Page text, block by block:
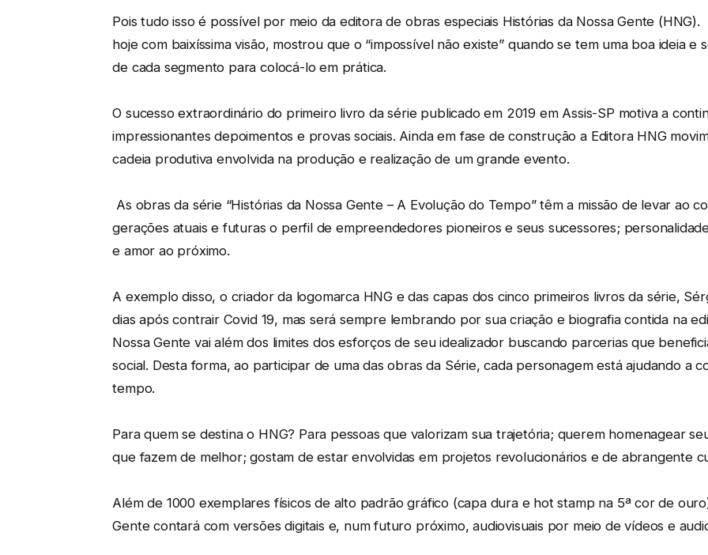
Pois tudo isso é possível por meio da editora de obras especiais Histórias da Nossa Gente
hoje com baixíssima visão, mostrou que o “impossível não existe” quando se tem uma boa ideia
de cada segmento para colocá-lo em prática.
O sucesso extraordinário do primeiro livro da série publicado em 2019 em Assis-SP motiva a
impressionantes depoimentos e provas sociais. Ainda em fase de construção a Editora HNG
cadeia produtiva envolvida na produção e realização de um grande evento.
As obras da série “Histórias da Nossa Gente – A Evolução do Tempo” têm a missão de levar ao
gerações atuais e futuras o perfil de empreendedores pioneiros e seus sucessores;
e amor ao próximo.
A exemplo disso, o criador da logomarca HNG e das capas dos cinco primeiros livros da série,
dias após contrair Covid 19, mas será sempre lembrando por sua criação e biografia contida na
Nossa Gente vai além dos limites dos esforços de seu idealizador buscando parcerias que
social. Desta forma, ao participar de uma das obras da Série, cada personagem está ajudando a
tempo.
Para quem se destina o HNG? Para pessoas que valorizam sua trajetória; querem homenagear
que fazem de melhor; gostam de estar envolvidas em projetos revolucionários e de abrangente
Além de 1000 exemplares físicos de alto padrão gráfico (capa dura e hot stamp na 5ª cor de
Gente contará com versões digitais e, num futuro próximo, audiovisuais por meio de vídeos e